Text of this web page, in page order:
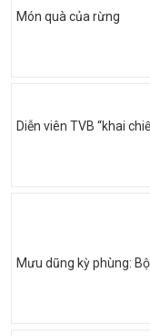
Món quà của rừng
Diễn viên TVB “khai
Mưu dũng kỳ phùng: